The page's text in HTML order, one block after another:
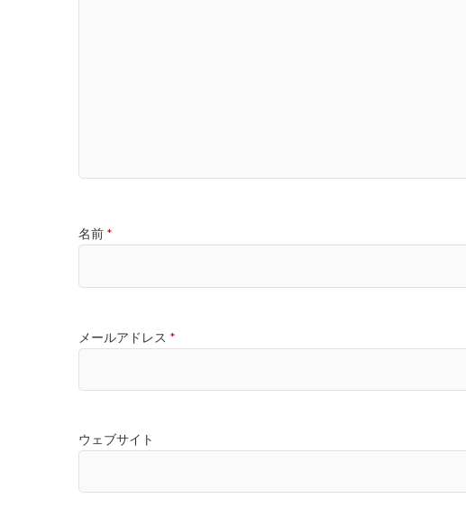
名前 *
メールアドレス *
ウェブサイト